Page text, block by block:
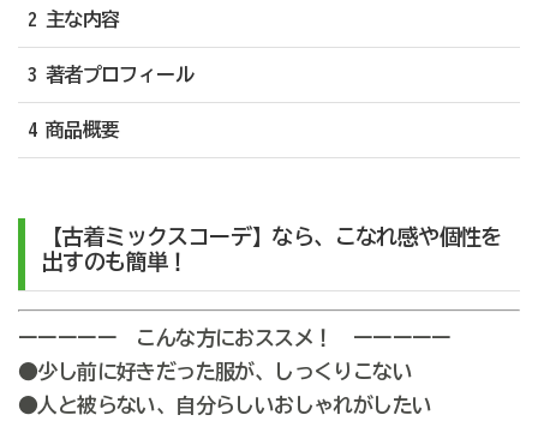
2 主な内容
3 著者プロフィール
4 商品概要
【古着ミックスコーデ】なら、こなれ感や個性を
出すのも簡単！
ーーーーー こんな方におススメ！ ーーーーー
●少し前に好きだった服が、しっくりこない
●人と被らない、自分らしいおしゃれがしたい